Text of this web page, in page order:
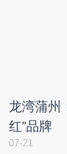
龙湾蒲州
红”品牌
07-21